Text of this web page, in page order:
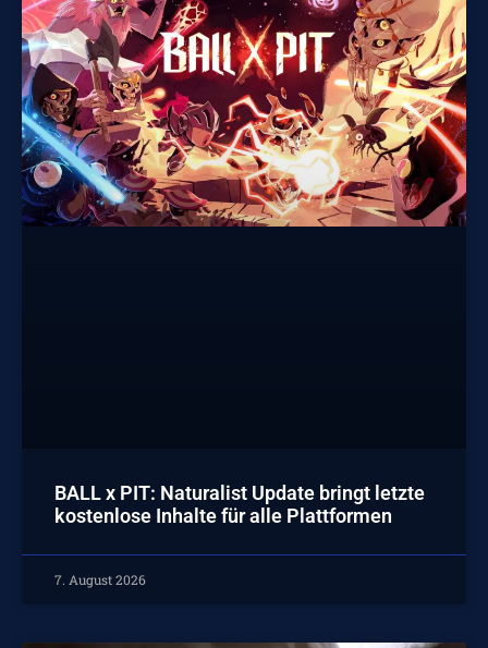
BALL x PIT: Naturalist Update bringt letzte
kostenlose Inhalte für alle Plattformen
7. August 2026